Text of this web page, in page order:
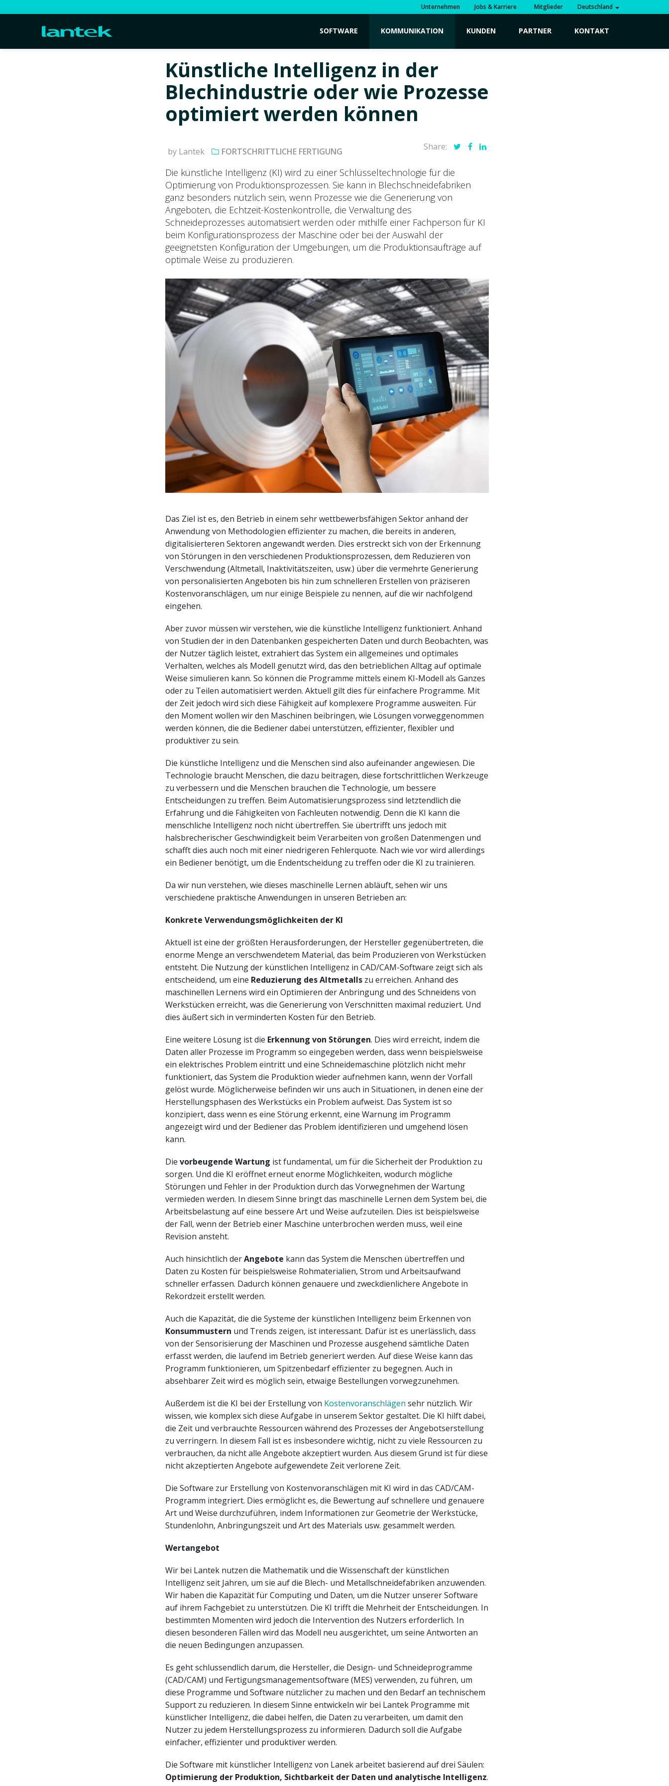
Unternehmen Jobs & Karriere Mitglieder Deutschland
SOFTWARE KOMMUNIKATION KUNDEN PARTNER KONTAKT
Künstliche Intelligenz in der
Blechindustrie oder wie Prozesse
optimiert werden können
by Lantek FORTSCHRITTLICHE FERTIGUNG Share:
Die künstliche Intelligenz (KI) wird zu einer Schlüsseltechnologie für die
Optimierung von Produktionsprozessen. Sie kann in Blechschneidefabriken
ganz besonders nützlich sein, wenn Prozesse wie die Generierung von
Angeboten, die Echtzeit-Kostenkontrolle, die Verwaltung des
Schneideprozesses automatisiert werden oder mithilfe einer Fachperson für KI
beim Konfigurationsprozess der Maschine oder bei der Auswahl der
geeignetsten Konfiguration der Umgebungen, um die Produktionsaufträge auf
optimale Weise zu produzieren.
Das Ziel ist es, den Betrieb in einem sehr wettbewerbsfähigen Sektor anhand der
Anwendung von Methodologien effizienter zu machen, die bereits in anderen,
digitalisierteren Sektoren angewandt werden. Dies erstreckt sich von der Erkennung
von Störungen in den verschiedenen Produktionsprozessen, dem Reduzieren von
Verschwendung (Altmetall, Inaktivitätszeiten, usw.) über die vermehrte Generierung
von personalisierten Angeboten bis hin zum schnelleren Erstellen von präziseren
Kostenvoranschlägen, um nur einige Beispiele zu nennen, auf die wir nachfolgend
eingehen.
Aber zuvor müssen wir verstehen, wie die künstliche Intelligenz funktioniert. Anhand
von Studien der in den Datenbanken gespeicherten Daten und durch Beobachten, was
der Nutzer täglich leistet, extrahiert das System ein allgemeines und optimales
Verhalten, welches als Modell genutzt wird, das den betrieblichen Alltag auf optimale
Weise simulieren kann. So können die Programme mittels einem KI-Modell als Ganzes
oder zu Teilen automatisiert werden. Aktuell gilt dies für einfachere Programme. Mit
der Zeit jedoch wird sich diese Fähigkeit auf komplexere Programme ausweiten. Für
den Moment wollen wir den Maschinen beibringen, wie Lösungen vorweggenommen
werden können, die die Bediener dabei unterstützen, effizienter, flexibler und
produktiver zu sein.
Die künstliche Intelligenz und die Menschen sind also aufeinander angewiesen. Die
Technologie braucht Menschen, die dazu beitragen, diese fortschrittlichen Werkzeuge
zu verbessern und die Menschen brauchen die Technologie, um bessere
Entscheidungen zu treffen. Beim Automatisierungsprozess sind letztendlich die
Erfahrung und die Fähigkeiten von Fachleuten notwendig. Denn die KI kann die
menschliche Intelligenz noch nicht übertreffen. Sie übertrifft uns jedoch mit
halsbrecherischer Geschwindigkeit beim Verarbeiten von großen Datenmengen und
schafft dies auch noch mit einer niedrigeren Fehlerquote. Nach wie vor wird allerdings
ein Bediener benötigt, um die Endentscheidung zu treffen oder die KI zu trainieren.
Da wir nun verstehen, wie dieses maschinelle Lernen abläuft, sehen wir uns
verschiedene praktische Anwendungen in unseren Betrieben an:
Konkrete Verwendungsmöglichkeiten der KI
Aktuell ist eine der größten Herausforderungen, der Hersteller gegenübertreten, die
enorme Menge an verschwendetem Material, das beim Produzieren von Werkstücken
entsteht. Die Nutzung der künstlichen Intelligenz in CAD/CAM-Software zeigt sich als
entscheidend, um eine Reduzierung des Altmetalls zu erreichen. Anhand des
maschinellen Lernens wird ein Optimieren der Anbringung und des Schneidens von
Werkstücken erreicht, was die Generierung von Verschnitten maximal reduziert. Und
dies äußert sich in verminderten Kosten für den Betrieb.
Eine weitere Lösung ist die Erkennung von Störungen. Dies wird erreicht, indem die
Daten aller Prozesse im Programm so eingegeben werden, dass wenn beispielsweise
ein elektrisches Problem eintritt und eine Schneidemaschine plötzlich nicht mehr
funktioniert, das System die Produktion wieder aufnehmen kann, wenn der Vorfall
gelöst wurde. Möglicherweise befinden wir uns auch in Situationen, in denen eine der
Herstellungsphasen des Werkstücks ein Problem aufweist. Das System ist so
konzipiert, dass wenn es eine Störung erkennt, eine Warnung im Programm
angezeigt wird und der Bediener das Problem identifizieren und umgehend lösen
kann.
Die vorbeugende Wartung ist fundamental, um für die Sicherheit der Produktion zu
sorgen. Und die KI eröffnet erneut enorme Möglichkeiten, wodurch mögliche
Störungen und Fehler in der Produktion durch das Vorwegnehmen der Wartung
vermieden werden. In diesem Sinne bringt das maschinelle Lernen dem System bei, die
Arbeitsbelastung auf eine bessere Art und Weise aufzuteilen. Dies ist beispielsweise
der Fall, wenn der Betrieb einer Maschine unterbrochen werden muss, weil eine
Revision ansteht.
Auch hinsichtlich derAngebote kann das System die Menschen übertreffen und
Daten zu Kosten für beispielsweise Rohmaterialien, Strom und Arbeitsaufwand
schneller erfassen. Dadurch können genauere und zweckdienlichere Angebote in
Rekordzeit erstellt werden.
Auch die Kapazität, die die Systeme der künstlichen Intelligenz beim Erkennen von
Konsummustern und Trends zeigen, ist interessant. Dafür ist es unerlässlich, dass
von der Sensorisierung der Maschinen und Prozesse ausgehend sämtliche Daten
erfasst werden, die laufend im Betrieb generiert werden. Auf diese Weise kann das
Programm funktionieren, um Spitzenbedarf effizienter zu begegnen. Auch in
absehbarer Zeit wird es möglich sein, etwaige Bestellungen vorwegzunehmen.
Außerdem ist die KI bei der Erstellung von Kostenvoranschlägen sehr nützlich. Wir
wissen, wie komplex sich diese Aufgabe in unserem Sektor gestaltet. Die KI hilft dabei,
die Zeit und verbrauchte Ressourcen während des Prozesses der Angebotserstellung
zu verringern. In diesem Fall ist es insbesondere wichtig, nicht zu viele Ressourcen zu
verbrauchen, da nicht alle Angebote akzeptiert wurden. Aus diesem Grund ist für diese
nicht akzeptierten Angebote aufgewendete Zeit verlorene Zeit.
Die Software zur Erstellung von Kostenvoranschlägen mit KI wird in das CAD/CAM-
Programm integriert. Dies ermöglicht es, die Bewertung auf schnellere und genauere
Art und Weise durchzuführen, indem Informationen zur Geometrie der Werkstücke,
Stundenlohn, Anbringungszeit und Art des Materials usw. gesammelt werden.
Wertangebot
Wir bei Lantek nutzen die Mathematik und die Wissenschaft der künstlichen
Intelligenz seit Jahren, um sie auf die Blech- und Metallschneidefabriken anzuwenden.
Wir haben die Kapazität für Computing und Daten, um die Nutzer unserer Software
auf ihrem Fachgebiet zu unterstützen. Die KI trifft die Mehrheit der Entscheidungen. In
bestimmten Momenten wird jedoch die Intervention des Nutzers erforderlich. In
diesen besonderen Fällen wird das Modell neu ausgerichtet, um seine Antworten an
die neuen Bedingungen anzupassen.
Es geht schlussendlich darum, die Hersteller, die Design- und Schneideprogramme
(CAD/CAM) und Fertigungsmanagementsoftware (MES) verwenden, zu führen, um
diese Programme und Software nützlicher zu machen und den Bedarf an technischem
Support zu reduzieren. In diesem Sinne entwickeln wir bei Lantek Programme mit
künstlicher Intelligenz, die dabei helfen, die Daten zu verarbeiten, um damit den
Nutzer zu jedem Herstellungsprozess zu informieren. Dadurch soll die Aufgabe
einfacher, effizienter und produktiver werden.
Die Software mit künstlicher Intelligenz von Lanek arbeitet basierend auf drei Säulen:
Optimierung der Produktion, Sichtbarkeit der Daten und analytische Intelligenz.